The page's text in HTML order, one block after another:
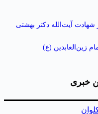
آیت‌الله دکتر بهشتی
(ع)
خبری